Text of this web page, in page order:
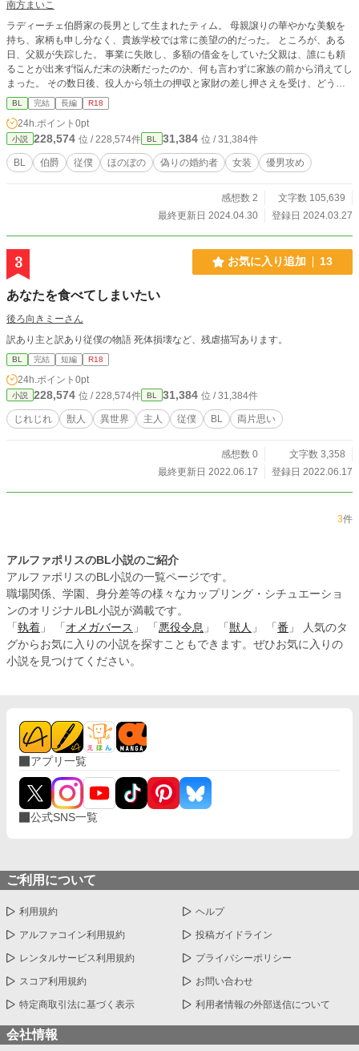
南方まいこ
ラディーチェ伯爵家の長男として生まれたティム。 母親譲りの華やかな美貌を
持ち、家柄も申し分なく、貴族学校では常に羨望の的だった。 ところが、ある
日、父親が失踪した。 事業に失敗し、多額の借金をしていた父親は、誰にも頼
ることが出来ず悩んだ末の決断だったのか、何も言わずに家族の前から消えてし
まった。 その数日後、役人から領土の押収と家財の差し押さえを受け、どうし
ていいのか分からず途方に暮れていると、ある男がティムに声を掛けて来る。
彼から「仕事しませんか？」と言われ、今まで働いたことが無いことを伝えるが
「大丈夫です。とても簡単な仕事ですから」と説明され、これはいい条件だと思
い、二つ返事をした。けれど――？
BL 完結 長編 R18
24h.ポイント 0pt
小説 228,574 位 / 228,574件 BL 31,384 位 / 31,384件
BL 伯爵 従僕 ほのぼの 偽りの婚約者 女装 優男攻め
感想数 2
文字数 105,639
最終更新日 2024.04.30
登録日 2024.03.27
3 お気に入り追加 13
あなたを食べてしまいたい
後ろ向きミーさん
訳あり主と訳あり従僕の物語 死体損壊など、残虐描写あります。
BL 完結 短編 R18
24h.ポイント 0pt
小説 228,574 位 / 228,574件 BL 31,384 位 / 31,384件
じれじれ 獣人 異世界 主人 従僕 BL 両片思い
感想数 0
文字数 3,358
最終更新日 2022.06.17
登録日 2022.06.17
3件
アルファポリスのBL小説のご紹介
アルファポリスのBL小説の一覧ページです。
職場関係、学園、身分差等の様々なカップリング・シチュエーショ
ンのオリジナルBL小説が満載です。
「 執着 」 「 オメガバース 」 「 悪役令息 」 「 獣人 」 「 番 」 人気のタ
グからお気に入りの小説を探すこともできます。ぜひお気に入りの
小説を見つけてください。
アプリ一覧
公式SNS一覧
ご利用について
利用規約 ヘルプ
アルファコイン利用規約 投稿ガイドライン
レンタルサービス利用規約 プライバシーポリシー
スコア利用規約 お問い合わせ
特定商取引法に基づく表示 利用者情報の外部送信について
会社情報